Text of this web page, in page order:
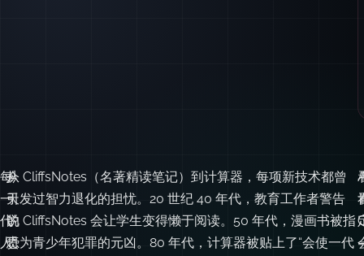
每
一
代
人
今
天
的
恐
从 CliffsNotes（名著精读笔记）到计算器，每项新技术都曾
引发过智力退化的担忧。20 世纪 40 年代，教育工作者警告
说 CliffsNotes 会让学生变得懒于阅读。50 年代，漫画书被指
责为青少年犯罪的元凶。80 年代，计算器被贴上了“会使一代